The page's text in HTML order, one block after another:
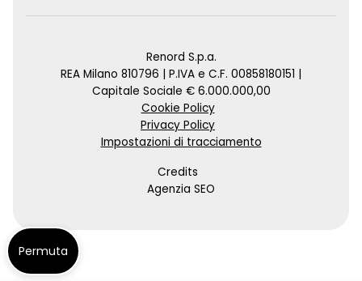
Renord S.p.a.
REA Milano 810796 | P.IVA e C.F. 00858180151 |
Capitale Sociale € 6.000.000,00
Cookie Policy
Privacy Policy
Impostazioni di tracciamento
Credits
Agenzia SEO
Permuta